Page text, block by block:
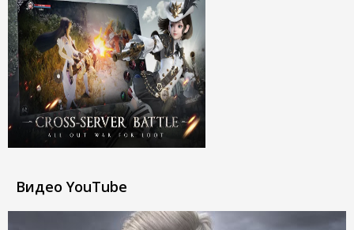
Видео YouTube